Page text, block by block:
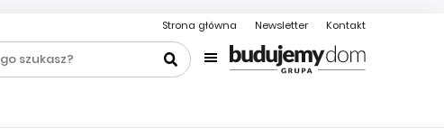
Strona główna Newsletter Kontakt